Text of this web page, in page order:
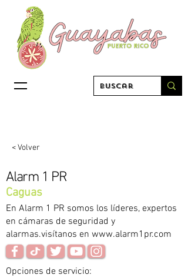
< Volver
Alarm 1 PR
Caguas
En Alarm 1 PR somos los líderes, expertos
en cámaras de seguridad y
alarmas.visítanos en www.alarm1pr.com
Opciones de servicio: